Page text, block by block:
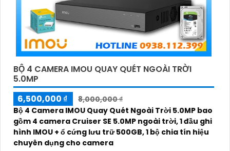
BỘ 4 CAMERA IMOU QUAY QUÉT NGOÀI TRỜI
5.0MP
6,500,000 ₫
8,000,000 ₫
Bộ 4 Camera IMOU Quay Quét Ngoài Trời 5.0MP bao
gồm 4 camera Cruiser SE 5.0MP ngoài trời, 1 đầu ghi
hình IMOU + ổ cứng lưu trữ 500GB, 1 bộ chia tín hiệu
chuyên dụng cho camera